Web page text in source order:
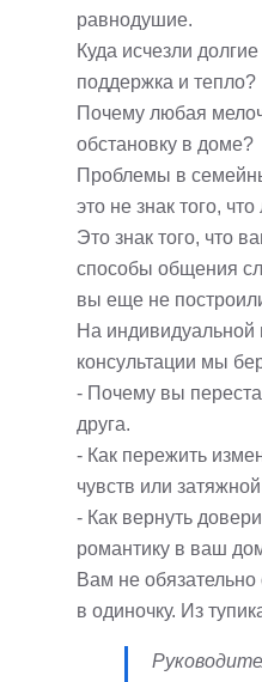
равнодушие.
Куда исчезли
поддержка и тепло?
Почему любая
обстановку в доме?
Проблемы в
это не знак того,
Это знак того, что
способы общения
вы еще не
На индивидуальной
консультации мы
- Почему вы
друга.
- Как пережить
чувств или
- Как вернуть
романтику в ваш
Вам не обязательно
в одиночку. Из